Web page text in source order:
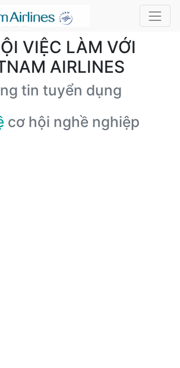
VIỆC LÀM VỚI
AIRLINES
tin tuyển dụng
cơ hội nghề nghiệp